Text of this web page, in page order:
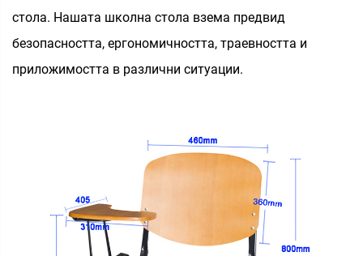
стола. Нашата школна стола взема предвид
безопасността, ергономичността, траевността и
приложимостта в различни ситуации.